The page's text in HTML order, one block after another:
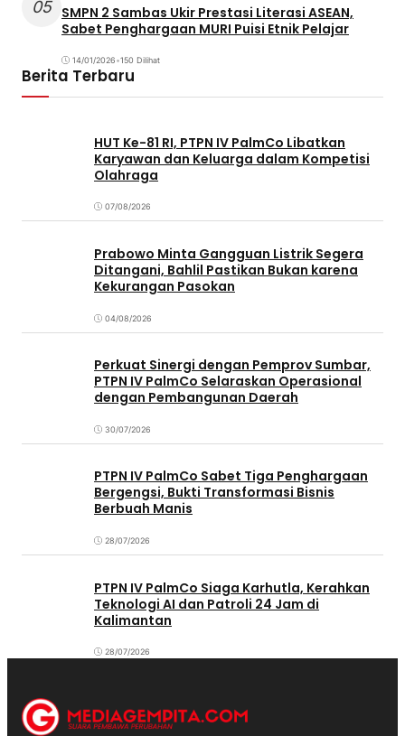
05 SMPN 2 Sambas Ukir Prestasi Literasi ASEAN,
Sabet Penghargaan MURI Puisi Etnik Pelajar
14/01/2026•150 Dilihat
Berita Terbaru
HUT Ke-81 RI, PTPN IV PalmCo Libatkan
Karyawan dan Keluarga dalam Kompetisi
Olahraga
07/08/2026
Prabowo Minta Gangguan Listrik Segera
Ditangani, Bahlil Pastikan Bukan karena
Kekurangan Pasokan
04/08/2026
Perkuat Sinergi dengan Pemprov Sumbar,
PTPN IV PalmCo Selaraskan Operasional
dengan Pembangunan Daerah
30/07/2026
PTPN IV PalmCo Sabet Tiga Penghargaan
Bergengsi, Bukti Transformasi Bisnis
Berbuah Manis
28/07/2026
PTPN IV PalmCo Siaga Karhutla, Kerahkan
Teknologi AI dan Patroli 24 Jam di
Kalimantan
28/07/2026